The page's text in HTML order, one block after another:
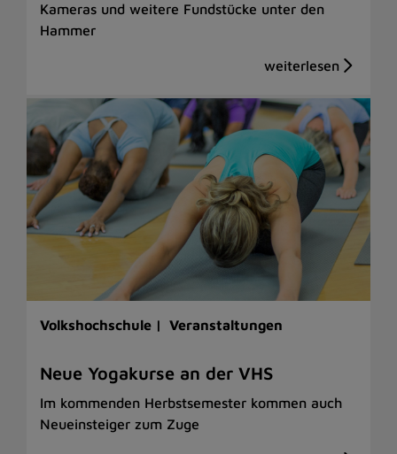
Kameras und weitere Fundstücke unter den
Hammer
Volkshochschule | Veranstaltungen
Neue Yogakurse an der VHS
Im kommenden Herbstsemester kommen auch
Neueinsteiger zum Zuge